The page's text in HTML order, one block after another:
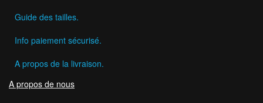
Guide des tailles.
Info paiement sécurisé.
A propos de la livraison.
A propos de nous